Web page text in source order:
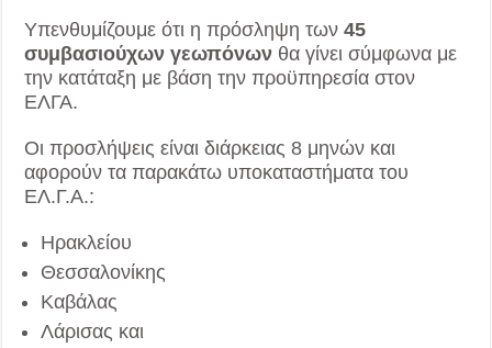
Υπενθυμίζουμε ότι η πρόσληψη των45
συμβασιούχων γεωπόνων θα γίνει σύμφωνα με
την κατάταξη με βάση την προϋπηρεσία στον
ΕΛΓΑ.
Οι προσλήψεις είναι διάρκειας 8 μηνών και
αφορούν τα παρακάτω υποκαταστήματα του
ΕΛ.Γ.Α.:
Ηρακλείου
Θεσσαλονίκης
Καβάλας
Λάρισας και